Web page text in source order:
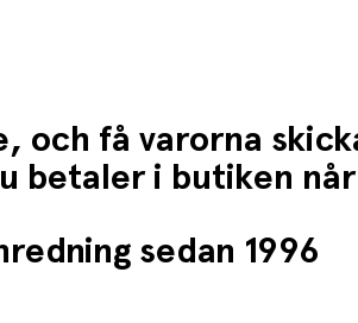
och få varorna
betaler i butiken
sedan 1996